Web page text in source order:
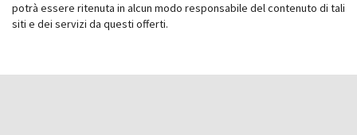
potrà essere ritenuta in alcun modo responsabile del contenuto di tali
siti e dei servizi da questi offerti.